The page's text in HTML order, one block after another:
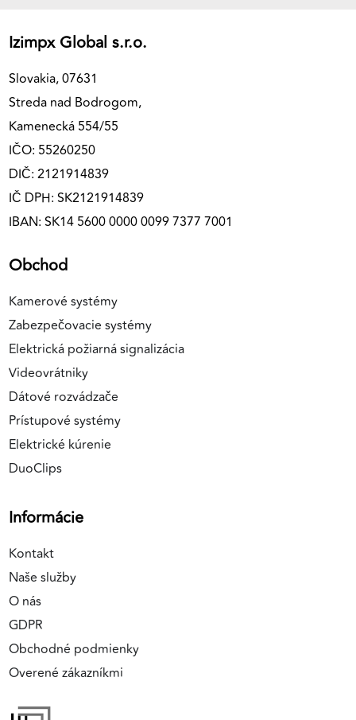
Izimpx Global s.r.o.
Slovakia, 07631
Streda nad Bodrogom,
Kamenecká 554/55
IČO: 55260250
DIČ: 2121914839
IČ DPH: SK2121914839
IBAN: SK14 5600 0000 0099 7377 7001
Obchod
Kamerové systémy
Zabezpečovacie systémy
Elektrická požiarná signalizácia
Videovrátniky
Dátové rozvádzače
Prístupové systémy
Elektrické kúrenie
DuoClips
Informácie
Kontakt
Naše služby
O nás
GDPR
Obchodné podmienky
Overené zákazníkmi